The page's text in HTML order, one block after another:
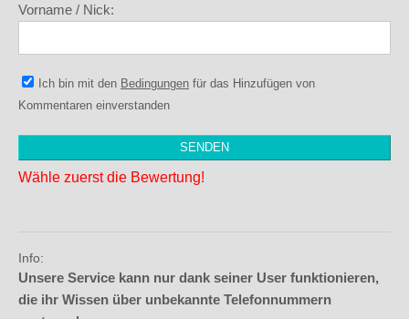
Vorname / Nick:
Ich bin mit den Bedingungen für das Hinzufügen von
Kommentaren einverstanden
Wähle zuerst die Bewertung!
Info:
Unsere Service kann nur dank seiner User funktionieren,
die ihr Wissen über unbekannte Telefonnummern